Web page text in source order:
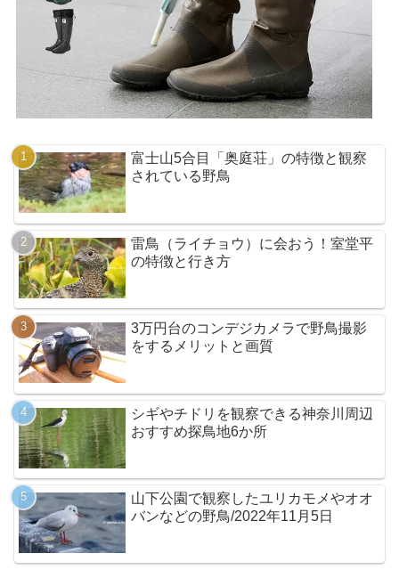
富士山5合目「奥庭荘」の特徴と観察
されている野鳥
雷鳥（ライチョウ）に会おう！室堂平
の特徴と行き方
3万円台のコンデジカメラで野鳥撮影
をするメリットと画質
シギやチドリを観察できる神奈川周辺
おすすめ探鳥地6か所
山下公園で観察したユリカモメやオオ
バンなどの野鳥/2022年11月5日